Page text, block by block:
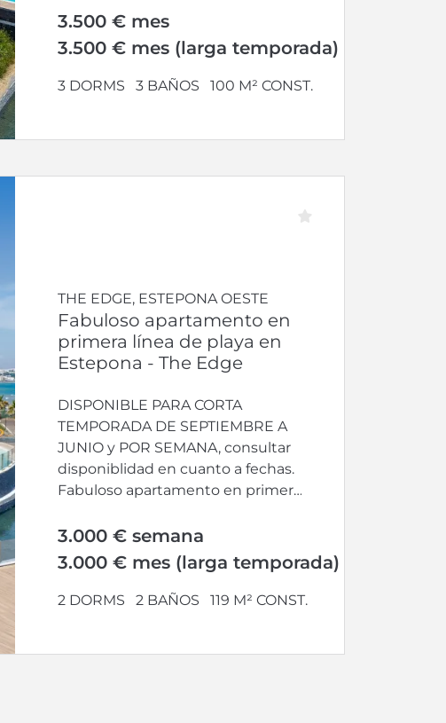
3.500 € mes
3.500 € mes (larga temporada)
3 DORMS 3 BAÑOS 100 M² CONST.
THE EDGE, ESTEPONA OESTE
Fabuloso apartamento en
primera línea de playa en
Estepona - The Edge
DISPONIBLE PARA CORTA
TEMPORADA DE SEPTIEMBRE A
JUNIO y POR SEMANA, consultar
disponiblidad en cuanto a fechas.
Fabuloso apartamento en primera
3.000 € semana
3.000 € mes (larga temporada)
2 DORMS 2 BAÑOS 119 M² CONST.